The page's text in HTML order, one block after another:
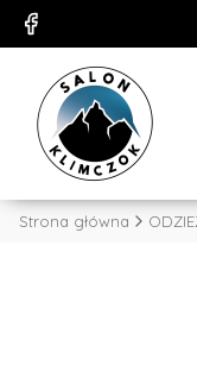
Strona główna